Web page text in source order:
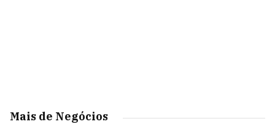
Mais de Negócios